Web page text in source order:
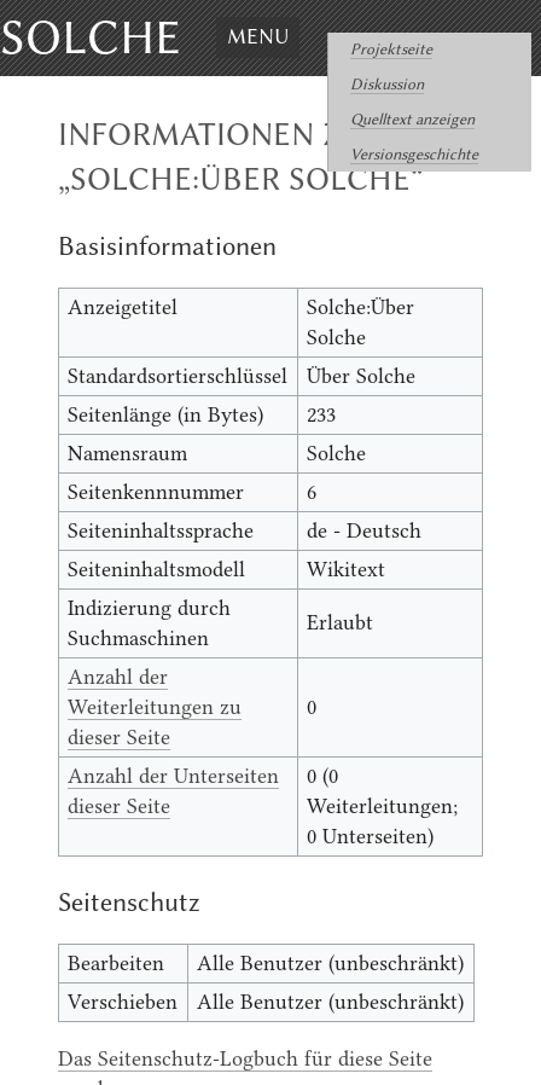
SOLCHE MENU
Projektseite
Diskussion
Quelltext anzeigen
Versionsgeschichte
INFORMATIONEN ZU
„SOLCHE:ÜBER SOLCHE“
Basisinformationen
Anzeigetitel
Solche:Über
Solche
Standardsortierschlüssel
Über Solche
Seitenlänge (in Bytes)
233
Namensraum
Solche
Seitenkennnummer
6
Seiteninhaltssprache
de - Deutsch
Seiteninhaltsmodell
Wikitext
Indizierung durch
Suchmaschinen
Erlaubt
Anzahl der
Weiterleitungen zu
dieser Seite
0
Anzahl der Unterseiten
dieser Seite
0 (0
Weiterleitungen;
0 Unterseiten)
Seitenschutz
Bearbeiten
Alle Benutzer (unbeschränkt)
Verschieben
Alle Benutzer (unbeschränkt)
Das Seitenschutz-Logbuch für diese Seite